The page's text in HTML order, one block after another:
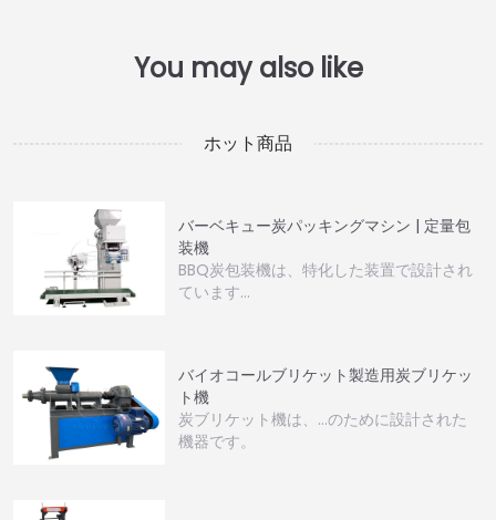
ホット商品
バーベキュー炭パッキングマシン | 定量包
装機
BBQ炭包装機は、特化した装置で設計され
ています…
バイオコールブリケット製造用炭ブリケッ
ト機
炭ブリケット機は、…のために設計された
機器です。